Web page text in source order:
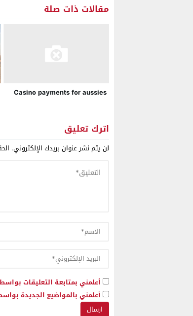
مقالات ذات صلة
Casino payments for aussies
اترك تعليق
لن يتم نشر عنوان بريدك الإلكتروني.
أعلمني بمتابعة التعليقات
أعلمني بالمواضيع الجديدة